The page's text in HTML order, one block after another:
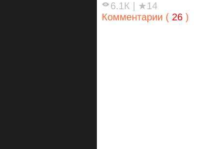
6.1К
★14
Комментарии ( 26 )